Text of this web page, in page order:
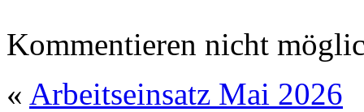
Kommentieren nicht
« Arbeitseinsatz Mai 2026